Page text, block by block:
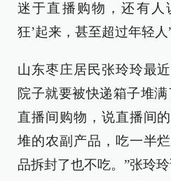
迷于直播购物，还有人
狂’起来，甚至超过年轻人”
山东枣庄居民张玲玲最
院子就要被快递箱子堆
直播间购物，说直播间
堆的农副产品，吃一半
品拆封了也不吃。”张玲玲